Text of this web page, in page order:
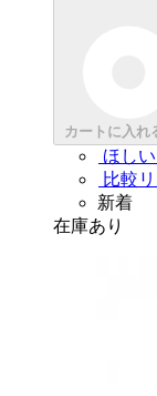
カートに入れ
ほし
比較
新着
在庫あり